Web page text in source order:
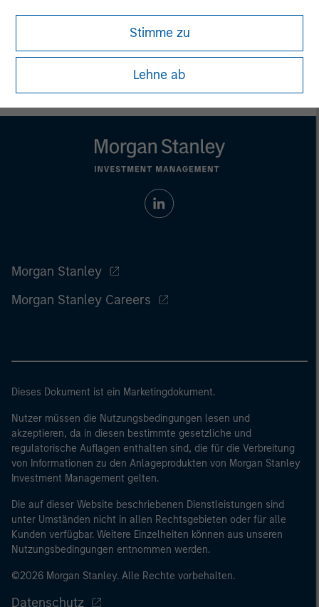
Stimme zu
Lehne ab
Morgan Stanley
Morgan Stanley Careers
Dieses Dokument ist ein Marketingdokument.
Nutzer müssen die Nutzungsbedingungen lesen und
akzeptieren, da in diesen bestimmte gesetzliche und
regulatorische Auflagen enthalten sind, die für die Verbreitung
von Informationen zu den Anlageprodukten von Morgan Stanley
Investment Management gelten.
Die auf dieser Website beschriebenen Dienstleistungen sind
unter Umständen nicht in allen Rechtsgebieten oder für alle
Kunden verfügbar. Weitere Einzelheiten können aus unseren
Nutzungsbedingungen entnommen werden.
©2026 Morgan Stanley. Alle Rechte vorbehalten.
Datenschutz